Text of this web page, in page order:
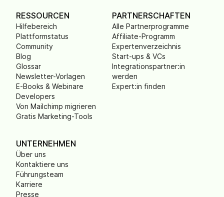
RESSOURCEN
Hilfebereich
Plattformstatus
Community
Blog
Glossar
Newsletter-Vorlagen
E-Books & Webinare
Developers
Von Mailchimp migrieren
Gratis Marketing-Tools
PARTNERSCHAFTEN
Alle Partnerprogramme
Affiliate-Programm
Expertenverzeichnis
Start-ups & VCs
Integrationspartner:in
werden
Expert:in finden
UNTERNEHMEN
Über uns
Kontaktiere uns
Führungsteam
Karriere
Presse